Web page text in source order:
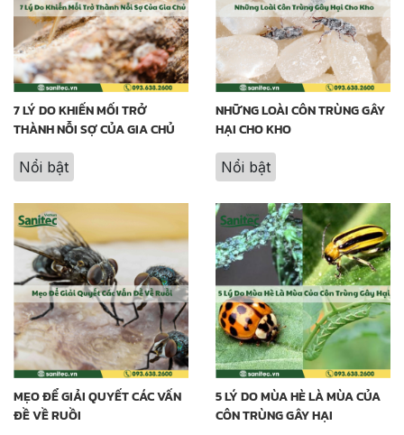
7 LÝ DO KHIẾN MỐI TRỞ
THÀNH NỖI SỢ CỦA GIA CHỦ
Nổi bật
NHỮNG LOÀI CÔN TRÙNG GÂY
HẠI CHO KHO
Nổi bật
MẸO ĐỂ GIẢI QUYẾT CÁC VẤN
ĐỀ VỀ RUỒI
5 LÝ DO MÙA HÈ LÀ MÙA CỦA
CÔN TRÙNG GÂY HẠI